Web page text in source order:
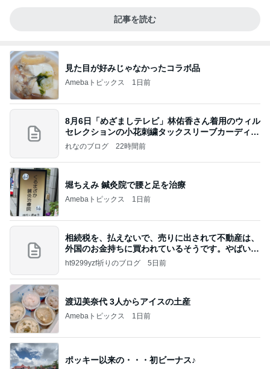
記事を読む
見た目が好みじゃなかったコラボ品
Amebaトピックス 1日前
8月6日「めざましテレビ」林佑香さん着用のウィル
セレクションの小花刺繍タックスリーブカーディガ
ン
れなのブログ 22時間前
堀ちえみ 鍼灸院で腰と足を治療
Amebaトピックス 1日前
相続税を、払えないで、売りに出されて不動産は、
外国のお金持ちに買われているそうです。やばいで
すよ
ht9299yzf祈りのブログ 5日前
渡辺美奈代 3人からアイスの土産
Amebaトピックス 1日前
ポッキー以来の・・・初ビーナス♪